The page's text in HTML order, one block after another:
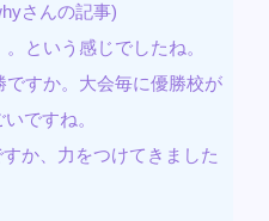
さんの記事)
という感じでしたね。
すか。大会毎に優勝校が
ですね。
か、力をつけてきました